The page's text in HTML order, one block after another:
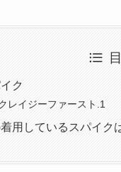
ク
レイジーファースト.1
用しているスパイク